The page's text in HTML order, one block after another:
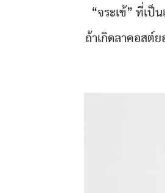
“จระเข้” ที่เป็
ถ้าเกิดลาคอสต์